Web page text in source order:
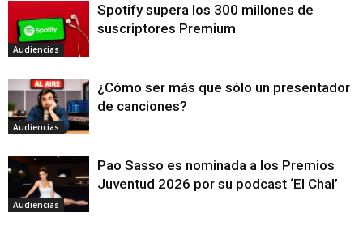
Audiencias
Spotify supera los 300 millones de
suscriptores Premium
Audiencias
¿Cómo ser más que sólo un presentador
de canciones?
Audiencias
Pao Sasso es nominada a los Premios
Juventud 2026 por su podcast ‘El Chal’